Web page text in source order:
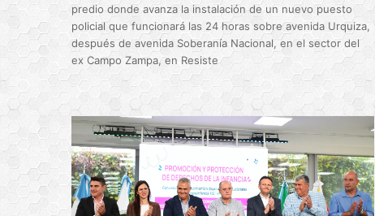
predio donde avanza la instalación de un nuevo puesto
policial que funcionará las 24 horas sobre avenida Urquiza,
después de avenida Soberanía Nacional, en el sector del
ex Campo Zampa, en Resiste